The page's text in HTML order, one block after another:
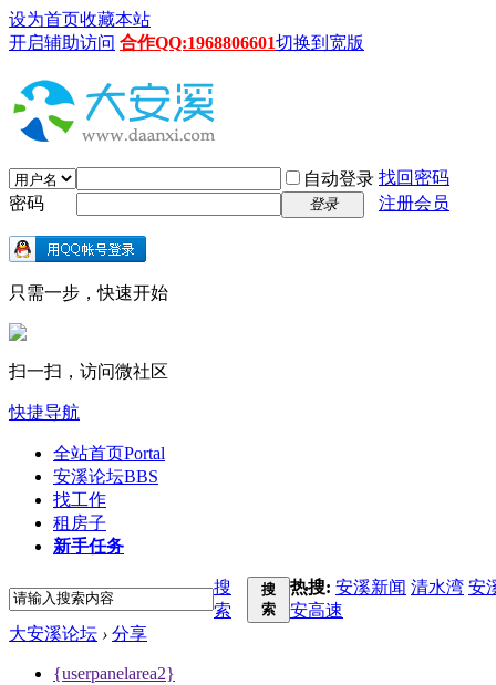
设为首页收藏本站
开启辅助访问 合作QQ:1968806601切换到宽版
自动登录 找回密码
密码
登录 注册会员
只需一步，快速开始
扫一扫，访问微社区
快捷导航
全站首页Portal
安溪论坛BBS
找工作
租房子
新手任务
搜
索
搜
索
热搜: 安溪新闻 清水湾 安
安高速
大安溪论坛 › 分享
{userpanelarea2}